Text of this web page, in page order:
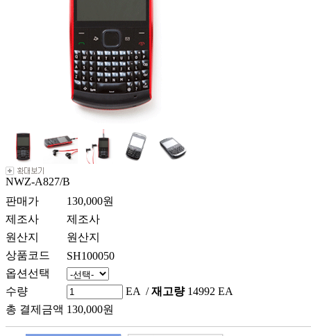
NWZ-A827/B
판매가
130,000원
제조사
제조사
원산지
원산지
상품코드
SH100050
옵션선택
수량
EA /재고량14992 EA
총 결제금액 130,000원